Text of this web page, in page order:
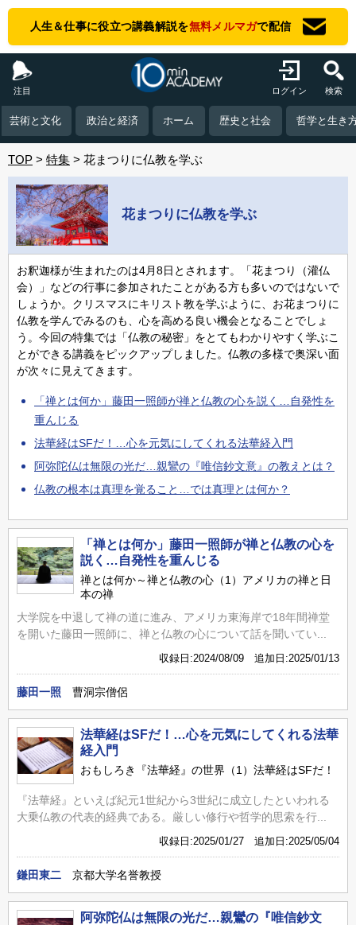
人生＆仕事に役立つ講義解説を無料メルマガで配信
注目 ログイン 検索
芸術と文化 政治と経済 ホーム 歴史と社会 哲学と生き
TOP 特集 花まつりに仏教を学ぶ
花まつりに仏教を学ぶ
お釈迦様が生まれたのは4月8日とされます。「花まつり（灌仏
会）」などの行事に参加されたことがある方も多いのではないで
しょうか。クリスマスにキリスト教を学ぶように、お花まつりに
仏教を学んでみるのも、心を高める良い機会となることでしょ
う。今回の特集では「仏教の秘密」をとてもわかりやすく学ぶこ
とができる講義をピックアップしました。仏教の多様で奥深い面
が次々に見えてきます。
「禅とは何か」藤田一照師が禅と仏教の心を説く…自発性を
重んじる
法華経はSFだ！…心を元気にしてくれる法華経入門
阿弥陀仏は無限の光だ…親鸞の『唯信鈔文意』の教えとは？
仏教の根本は真理を覚ること…では真理とは何か？
「禅とは何か」藤田一照師が禅と仏教の心を
説く…自発性を重んじる
禅とは何か～禅と仏教の心（1）アメリカの禅と日
本の禅
大学院を中退して禅の道に進み、アメリカ東海岸で18年間禅堂
を開いた藤田一照師に、禅と仏教の心について話を聞いてい...
収録日:2024/08/09 追加日:2025/01/13
藤田一照 曹洞宗僧侶
法華経はSFだ！…心を元気にしてくれる法華
経入門
おもしろき『法華経』の世界（1）法華経はSFだ！
『法華経』といえば紀元1世紀から3世紀に成立したといわれる
大乗仏教の代表的経典である。厳しい修行や哲学的思索を行...
収録日:2025/01/27 追加日:2025/05/04
鎌田東二 京都大学名誉教授
阿弥陀仏は無限の光だ…親鸞の『唯信鈔文